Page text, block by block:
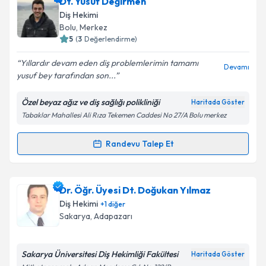
oluşturun. Size bu uzmandan randevu almanız için bir
takvim hazırlandığında e-posta ile bilgilendireceğiz.
Kişisel verilerimin işlenmesine ilişkin
Aydınlatma
Metni'ni okudum ve kişisel verilerimin belirtilen
kapsamda işlenmesini kabul ediyorum.
Diş Hekimi
Bolu, Merkez
5 (3 Değerlendirme)
Yıllardır devam eden diş problemlerimin tamamı
yusuf bey tarafından son...
Devamı
Özel beyaz ağız ve diş sağlığı polikliniği Haritada Göster
Tabaklar Mahallesi Ali Rıza Tekemen Caddesi No 27/A Bolu merkez
Randevu Talep Et
Randevu Takvimi Talebi
Dt. Yusuf Değirmen için randevu takvimi talebi
oluşturun. Size bu uzmandan randevu almanız için bir
takvim hazırlandığında e-posta ile bilgilendireceğiz.
Dr. Öğr. Üyesi Dt. Doğukan Yılmaz
Diş Hekimi +1diğer
Sakarya, Adapazarı
Sakarya Üniversitesi Diş Hekimliği Fakültesi Haritada Göster